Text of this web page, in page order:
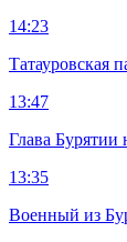
14:23
Татауровская
13:47
Глава Бурятии
13:35
Военный из